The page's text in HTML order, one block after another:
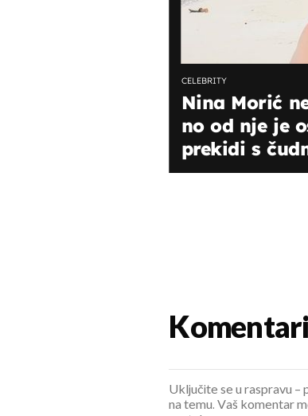
CELEBRITY
Nina Morić
no od nje je
prekidi s
Komentari
Uključite se u raspravu –
na temu. Vaš komentar